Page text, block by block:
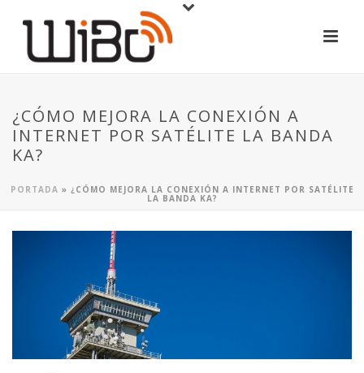
¿CÓMO MEJORA LA CONEXIÓN A
INTERNET POR SATÉLITE LA BANDA
KA?
PORTADA » ¿CÓMO MEJORA LA CONEXIÓN A INTERNET POR SATÉLITE
LA BANDA KA?